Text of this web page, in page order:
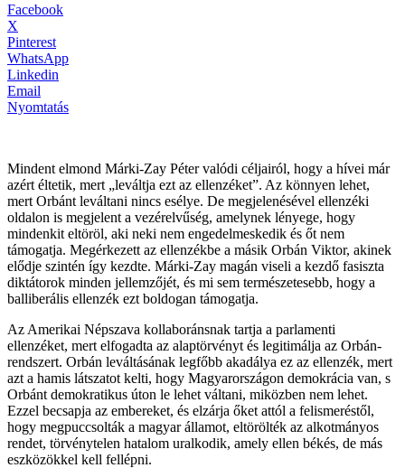
Facebook
X
Pinterest
WhatsApp
Linkedin
Email
Nyomtatás
Mindent elmond Márki-Zay Péter valódi céljairól, hogy a hívei már
azért éltetik, mert „leváltja ezt az ellenzéket”. Az könnyen lehet,
mert Orbánt leváltani nincs esélye. De megjelenésével ellenzéki
oldalon is megjelent a vezérelvűség, amelynek lényege, hogy
mindenkit eltöröl, aki neki nem engedelmeskedik és őt nem
támogatja. Megérkezett az ellenzékbe a másik Orbán Viktor, akinek
elődje szintén így kezdte. Márki-Zay magán viseli a kezdő fasiszta
diktátorok minden jellemzőjét, és mi sem természetesebb, hogy a
balliberális ellenzék ezt boldogan támogatja.
Az Amerikai Népszava kollaboránsnak tartja a parlamenti
ellenzéket, mert elfogadta az alaptörvényt és legitimálja az Orbán-
rendszert. Orbán leváltásának legfőbb akadálya ez az ellenzék, mert
azt a hamis látszatot kelti, hogy Magyarországon demokrácia van, s
Orbánt demokratikus úton le lehet váltani, miközben nem lehet.
Ezzel becsapja az embereket, és elzárja őket attól a felismeréstől,
hogy megpuccsolták a magyar államot, eltörölték az alkotmányos
rendet, törvénytelen hatalom uralkodik, amely ellen békés, de más
eszközökkel kell fellépni.